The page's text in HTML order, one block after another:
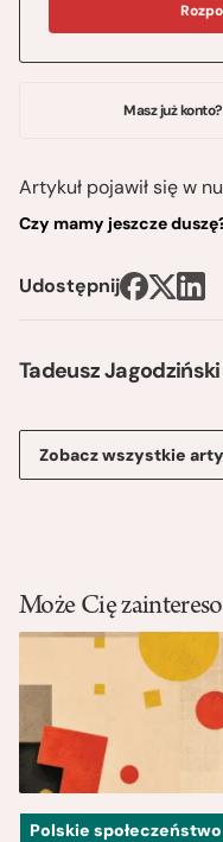
Tadeusz Jagodziński
Zobacz wszystkie
Masz już
Artykuł pojawił się w
Czy mamy jeszcze
Udostępnij
Może Cię
Polskie społeczeństwo